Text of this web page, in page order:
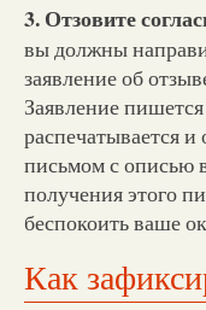
3. Отзовите
вы должны
заявление об
Заявление
распечатывается
письмом с описью
получения этого
беспокоить ваше
Как